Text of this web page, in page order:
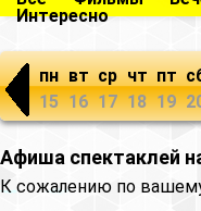
Интересно
пн
15
вт
16
ср
17
чт
18
пт
19
Афиша спектаклей
К сожалению по